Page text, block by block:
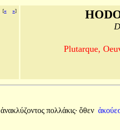
[« »]
Plutarque,
ἀνακλύζοντος πολλάκις· ὅθεν